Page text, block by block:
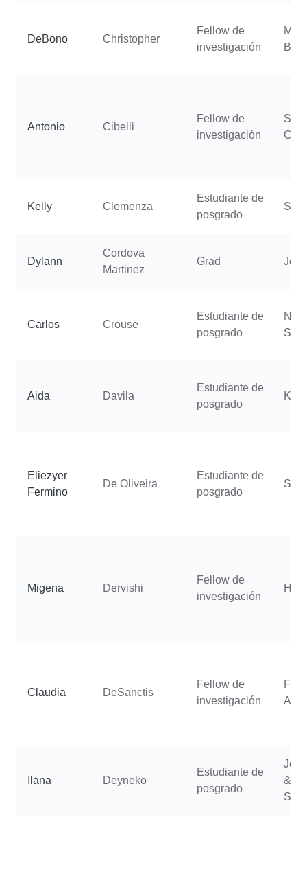
DeBono Christopher
Fellow de
investigación
Antonio Cibelli
Fellow de
investigación
C.
Kelly Clemenza
Estudiante de
posgrado
Dylann
Cordova
Martinez
Grad
Carlos Crouse
Estudiante de
posgrado
Aida Davila
Estudiante de
posgrado
Eliezyer
Fermino
De Oliveira
Estudiante de
posgrado
Migena Dervishi
Fellow de
investigación
Claudia DeSanctis
Fellow de
investigación
Ilana Deyneko
Estudiante de
posgrado
&